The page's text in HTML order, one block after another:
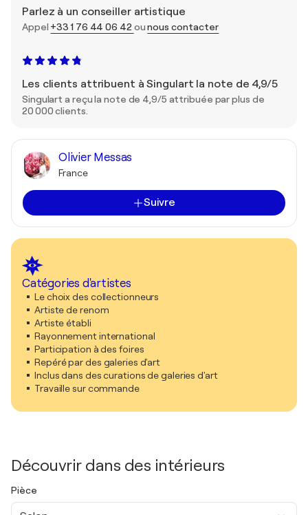
Parlez à un conseiller artistique
Appel +33 1 76 44 06 42 ounous contacter
Les clients attribuent à Singulart la note de 4,9/5
Singulart a reçu la note de 4,9/5 attribuée par plus de
20 000 clients.
Olivier Messas
France
Suivre
Catégories d'artistes
Le choix des collectionneurs
Artiste de renom
Artiste établi
Rayonnement international
Participation à des foires
Repéré par des galeries d'art
Inclus dans des curations de galeries d'art
Travaille sur commande
Découvrir dans des intérieurs
Pièce